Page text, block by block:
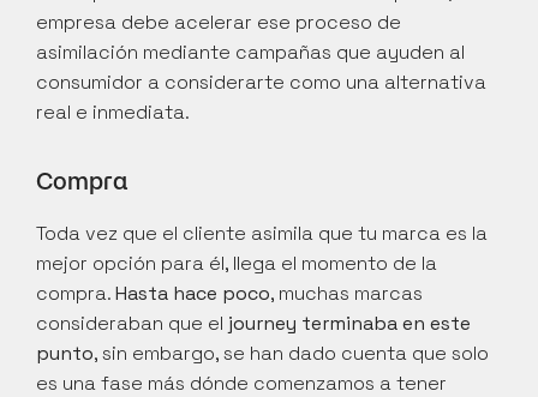
empresa debe acelerar ese proceso de
asimilación mediante campañas que ayuden al
consumidor a considerarte como una alternativa
real e inmediata.
Compra
Toda vez que el cliente asimila que tu marca es la
mejor opción para él, llega el momento de la
compra. Hasta hace poco, muchas marcas
consideraban que el journey terminaba en este
punto, sin embargo, se han dado cuenta que solo
es una fase más dónde comenzamos a tener